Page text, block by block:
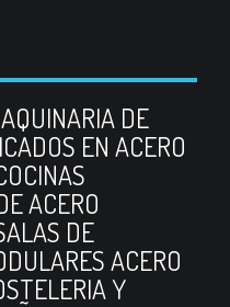
DE
EN ACERO
ACERO
DE
ACERO
Y